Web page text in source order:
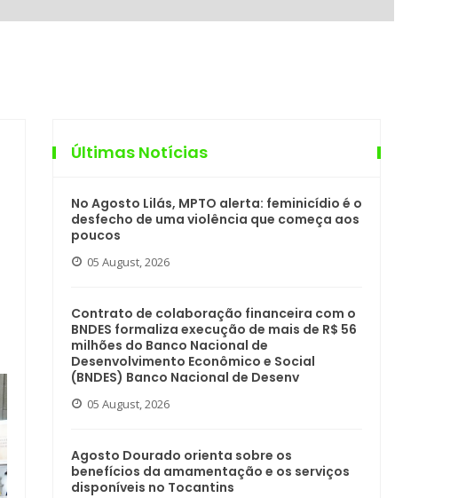
Últimas Notícias
No Agosto Lilás, MPTO alerta: feminicídio é o
desfecho de uma violência que começa aos
poucos
05 August, 2026
Contrato de colaboração financeira com o
BNDES formaliza execução de mais de R$ 56
milhões do Banco Nacional de
Desenvolvimento Econômico e Social
(BNDES) Banco Nacional de Desenv
05 August, 2026
Agosto Dourado orienta sobre os
benefícios da amamentação e os serviços
disponíveis no Tocantins